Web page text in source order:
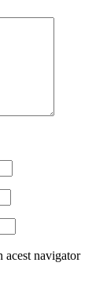
acest navigator